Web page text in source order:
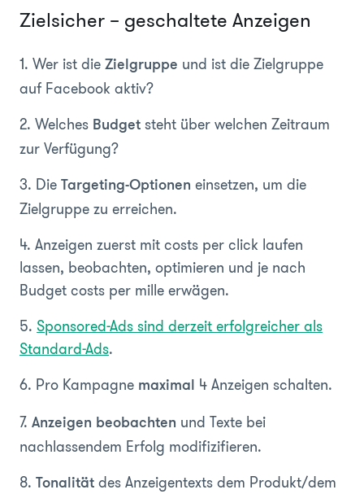
Zielsicher – geschaltete Anzeigen
1. Wer ist die Zielgruppe und ist die Zielgruppe
auf Facebook aktiv?
2. Welches Budget steht über welchen Zeitraum
zur Verfügung?
3. Die Targeting-Optionen einsetzen, um die
Zielgruppe zu erreichen.
4. Anzeigen zuerst mit costs per click laufen
lassen, beobachten, optimieren und je nach
Budget costs per mille erwägen.
5. Sponsored-Ads sind derzeit erfolgreicher als
Standard-Ads.
6. Pro Kampagne maximal 4 Anzeigen schalten.
7. Anzeigen beobachten und Texte bei
nachlassendem Erfolg modifizifieren.
8. Tonalität des Anzeigentexts dem Produkt/dem